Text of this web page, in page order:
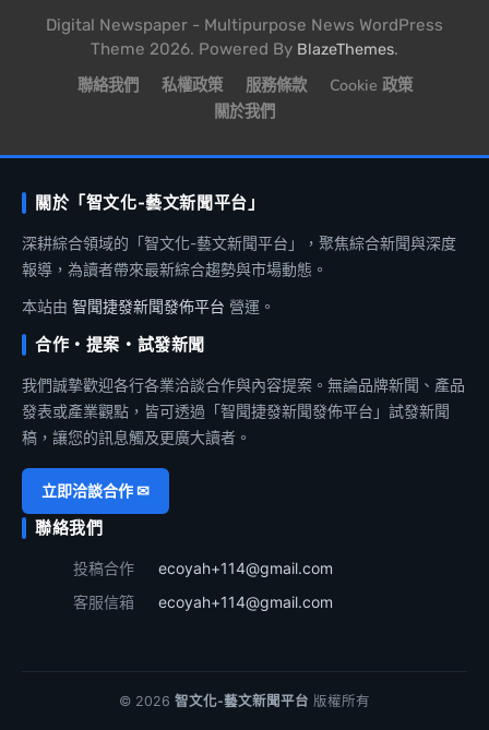
Digital Newspaper - Multipurpose News WordPress
Theme 2026. Powered By BlazeThemes.
聯絡我們 私權政策 服務條款
Cookie 政策
關於我們
關於「智文化-藝文新聞平台」
深耕綜合領域的「智文化-藝文新聞平台」，聚焦綜合新聞與深度
報導，為讀者帶來最新綜合趨勢與市場動態。
本站由 智聞捷發新聞發佈平台 營運。
合作・提案・試發新聞
我們誠摯歡迎各行各業洽談合作與內容提案。無論品牌新聞、產品
發表或產業觀點，皆可透過「智聞捷發新聞發佈平台」試發新聞
稿，讓您的訊息觸及更廣大讀者。
立即洽談合作 ✉
聯絡我們
投稿合作
ecoyah+114@gmail.com
客服信箱
ecoyah+114@gmail.com
© 2026 智文化-藝文新聞平台 版權所有